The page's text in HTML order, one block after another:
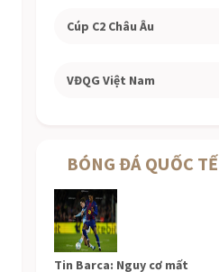
Cúp C2 Châu Âu
VĐQG Việt Nam
BÓNG ĐÁ QUỐC TẾ
Tin Barca: Nguy cơ mất